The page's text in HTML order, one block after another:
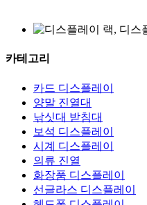
카테고리
카드 디스플레이
양말 진열대
낚싯대 받침대
보석 디스플레이
시계 디스플레이
의류 진열
화장품 디스플레이
선글라스 디스플레이